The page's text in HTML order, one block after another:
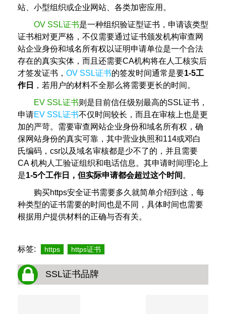
站、小型组织或企业网站、各类加密应用。
OV SSL证书是一种组织验证型证书，申请该类型
证书相对更严格，不仅需要通过证书颁发机构审查网
站企业身份和域名所有权以证明申请单位是一个合法
存在的真实实体，而且还需要CA机构将在人工核实后
才签发证书， OV SSL证书的签发时间通常是要1-5工
作日
，若用户的材料不全那么将需要更长的时间。
EV SSL证书则是目前信任级别最高的SSL证书，
申请EV SSL证书不仅时间较长，而且在审核上也是更
加的严苛。需要审查网站企业身份和域名所有权，确
保网站身份的真实可靠，其中营业执照和114或邓白
氏编码，csr以及域名审核都是少不了的，并且需要
CA 机构人工验证组织和电话信息。其申请时间理论上
是1-5个工作日，但实际申请都会超过这个时间 。
购买https安全证书需要多久就简单介绍到这，每
种类型的证书需要的时间也是不同，具体时间也需要
根据用户提供材料的正确与否有关。
标签: https https证书
SSL证书品牌